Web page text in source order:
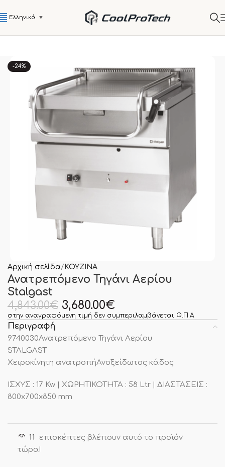
Ελληνικά ▼
-24%
Αρχική σελίδα ΚΟΥΖΙΝΑ
Ανατρεπόμενο Τηγάνι Αερίου
Stalgast
4,843.00€ 3,680.00€
στην αναγραφόμενη τιμή δεν συμπεριλαμβάνεται Φ.Π.Α
Περιγραφή
9740030Ανατρεπόμενο Τηγάνι Αερίου
STALGAST
Xειροκίνητη ανατροπήΑνοξείδωτος κάδος
ΙΣΧΥΣ : 17 Kw | ΧΩΡΗΤΙΚΟΤΗΤΑ : 58 Ltr | ΔΙΑΣΤΑΣΕΙΣ :
800x700x850 mm
11
επισκέπτες βλέπουν αυτό το προϊόν
τώρα!